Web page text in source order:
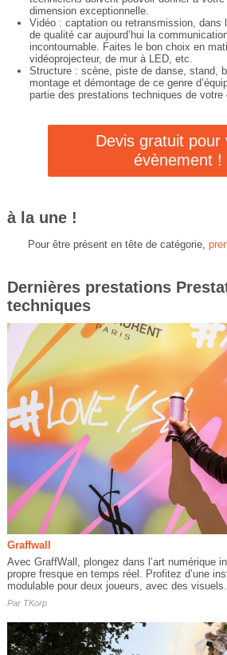
dimension exceptionnelle.
Vidéo : captation ou retransmission, dans
de qualité car aujourd’hui la
incontournable. Faites le bon choix en
vidéoprojecteur, de mur à LED, etc.
Structure : scène, piste de danse, stand,
montage et démontage de ce genre
partie des prestations techniques de votre
Devis gratuit pour
évènement !
à la une !
Pour être présent en tête de catégorie,
Dernières prestations
techniques
Graffwall
Avec GraffWall, plongez dans l’art numérique
propre fresque en temps réel. Profitez d’une
modulable pour deux joueurs, avec des
Par TKorp